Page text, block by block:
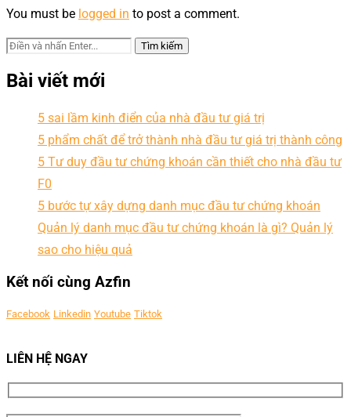
You must be logged in to post a comment.
Bài viết mới
5 sai lầm kinh điển của nhà đầu tư giá trị
5 phẩm chất để trở thành nhà đầu tư giá trị thành công
5 Tư duy đầu tư chứng khoán cần thiết cho nhà đầu tư
F0
5 bước tự xây dựng danh mục đầu tư chứng khoán
Quản lý danh mục đầu tư chứng khoán là gì? Quản lý
sao cho hiệu quả
Kết nối cùng Azfin
Facebook Linkedin Youtube Tiktok
LIÊN HỆ NGAY